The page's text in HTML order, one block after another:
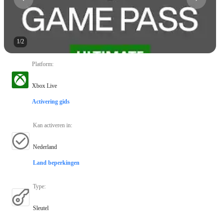
1/2
Platform:
Xbox Live
Activering gids
Kan activeren in:
Nederland
Land beperkingen
Type:
Sleutel